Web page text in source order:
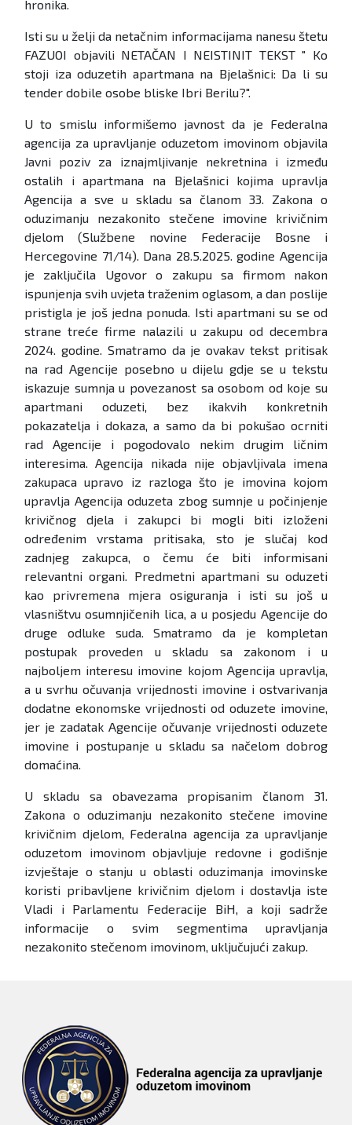
hronika.
Isti su u želji da netačnim informacijama nanesu štetu
FAZUOI objavili NETAČAN I NEISTINIT TEKST " Ko
stoji iza oduzetih apartmana na Bjelašnici: Da li su
tender dobile osobe bliske Ibri Berilu?".
U to smislu informišemo javnost da je Federalna
agencija za upravljanje oduzetom imovinom objavila
Javni poziv za iznajmljivanje nekretnina i između
ostalih i apartmana na Bjelašnici kojima upravlja
Agencija a sve u skladu sa članom 33. Zakona o
oduzimanju nezakonito stečene imovine krivičnim
djelom (Službene novine Federacije Bosne i
Hercegovine 71/14). Dana 28.5.2025. godine Agencija
je zaključila Ugovor o zakupu sa firmom nakon
ispunjenja svih uvjeta traženim oglasom, a dan poslije
pristigla je još jedna ponuda. Isti apartmani su se od
strane treće firme nalazili u zakupu od decembra
2024. godine. Smatramo da je ovakav tekst pritisak
na rad Agencije posebno u dijelu gdje se u tekstu
iskazuje sumnja u povezanost sa osobom od koje su
apartmani oduzeti, bez ikakvih konkretnih
pokazatelja i dokaza, a samo da bi pokušao ocrniti
rad Agencije i pogodovalo nekim drugim ličnim
interesima. Agencija nikada nije objavljivala imena
zakupaca upravo iz razloga što je imovina kojom
upravlja Agencija oduzeta zbog sumnje u počinjenje
krivičnog djela i zakupci bi mogli biti izloženi
određenim vrstama pritisaka, sto je slučaj kod
zadnjeg zakupca, o čemu će biti informisani
relevantni organi. Predmetni apartmani su oduzeti
kao privremena mjera osiguranja i isti su još u
vlasništvu osumnjičenih lica, a u posjedu Agencije do
druge odluke suda. Smatramo da je kompletan
postupak proveden u skladu sa zakonom i u
najboljem interesu imovine kojom Agencija upravlja,
a u svrhu očuvanja vrijednosti imovine i ostvarivanja
dodatne ekonomske vrijednosti od oduzete imovine,
jer je zadatak Agencije očuvanje vrijednosti oduzete
imovine i postupanje u skladu sa načelom dobrog
domaćina.
U skladu sa obavezama propisanim članom 31.
Zakona o oduzimanju nezakonito stečene imovine
krivičnim djelom, Federalna agencija za upravljanje
oduzetom imovinom objavljuje redovne i godišnje
izvještaje o stanju u oblasti oduzimanja imovinske
koristi pribavljene krivičnim djelom i dostavlja iste
Vladi i Parlamentu Federacije BiH, a koji sadrže
informacije o svim segmentima upravljanja
nezakonito stečenom imovinom, uključujući zakup.